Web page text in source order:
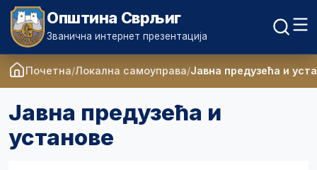
Општина Сврљиг
Званична интернет презентација
Почетна Локална самоуправа Јавна предузећа и
Јавна предузећа и
установе